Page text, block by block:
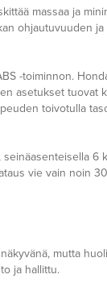
massaa ja
ohjautuvuuden ja
-toiminnon.
asetukset tuovat
toivotulla
6
vie vain noin
mutta
ja hallittu.